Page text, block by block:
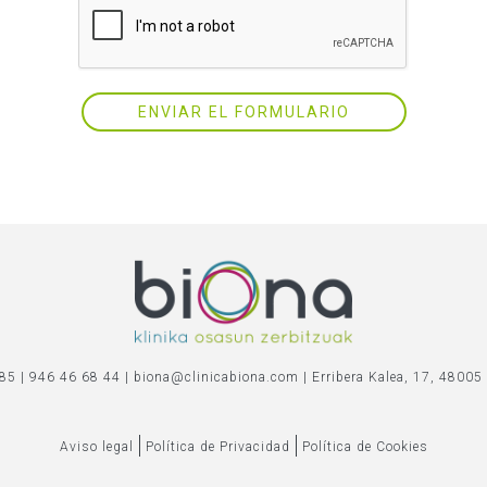
ENVIAR EL FORMULARIO
| 946 46 68 44 | biona@clinicabiona.com | Erribera Kalea, 17,
Aviso legal Política de Privacidad Política de Cookies